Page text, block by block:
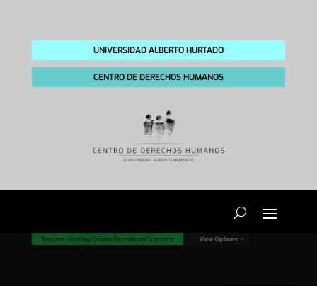
UNIVERSIDAD ALBERTO HURTADO
CENTRO DE DERECHOS HUMANOS